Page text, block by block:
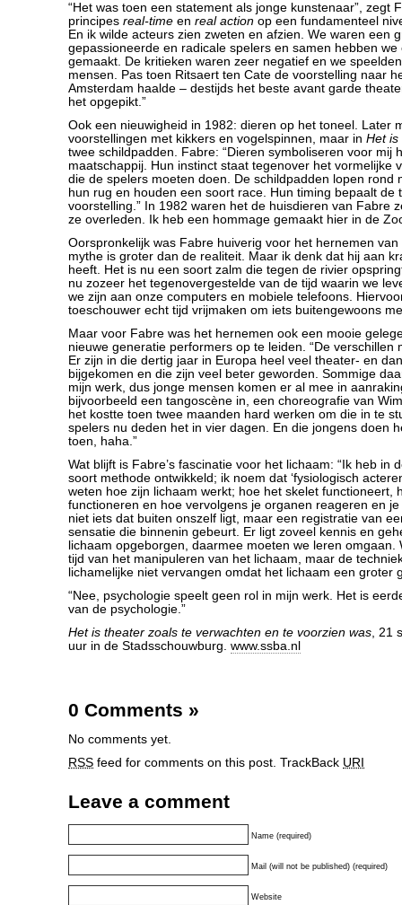
“Het was toen een statement als jonge kunstenaar”, zegt
principes real-time en real action op een fundamenteel
En ik wilde acteurs zien zweten en afzien. We waren een
gepassioneerde en radicale spelers en samen hebben
gemaakt. De kritieken waren zeer negatief en we
mensen. Pas toen Ritsaert ten Cate de voorstelling naar
Amsterdam haalde – destijds het beste avant garde
het opgepikt.”
Ook een nieuwigheid in 1982: dieren op het toneel. Later
voorstellingen met kikkers en vogelspinnen, maar in Het
twee schildpadden. Fabre: “Dieren symboliseren voor mij
maatschappij. Hun instinct staat tegenover het vormelijke
die de spelers moeten doen. De schildpadden lopen rond
hun rug en houden een soort race. Hun timing bepaalt de
voorstelling.” In 1982 waren het de huisdieren van Fabre
ze overleden. Ik heb een hommage gemaakt hier in de
Oorspronkelijk was Fabre huiverig voor het hernemen van
mythe is groter dan de realiteit. Maar ik denk dat hij aan
heeft. Het is nu een soort zalm die tegen de rivier
nu zozeer het tegenovergestelde van de tijd waarin we
we zijn aan onze computers en mobiele telefoons.
toeschouwer echt tijd vrijmaken om iets buitengewoons
Maar voor Fabre was het hernemen ook een mooie
nieuwe generatie performers op te leiden. “De verschillen
Er zijn in die dertig jaar in Europa heel veel theater- en
bijgekomen en die zijn veel beter geworden. Sommige
mijn werk, dus jonge mensen komen er al mee in
bijvoorbeeld een tangoscène in, een choreografie van
het kostte toen twee maanden hard werken om die in te
spelers nu deden het in vier dagen. En die jongens doen
toen, haha.”
Wat blijft is Fabre’s fascinatie voor het lichaam: “Ik heb in
soort methode ontwikkeld; ik noem dat ‘fysiologisch
weten hoe zijn lichaam werkt; hoe het skelet functioneert,
functioneren en hoe vervolgens je organen reageren en
niet iets dat buiten onszelf ligt, maar een registratie van
sensatie die binnenin gebeurt. Er ligt zoveel kennis en
lichaam opgeborgen, daarmee moeten we leren omgaan.
tijd van het manipuleren van het lichaam, maar de
lichamelijke niet vervangen omdat het lichaam een groter
“Nee, psychologie speelt geen rol in mijn werk. Het is
van de psychologie.”
Het is theater zoals te verwachten en te voorzien was, 21
uur in de Stadsschouwburg. www.ssba.nl
0 Comments »
No comments yet.
RSS feed for comments on this post. TrackBack URI
Leave a comment
Name (required)
Mail (will not be published) (required)
Website